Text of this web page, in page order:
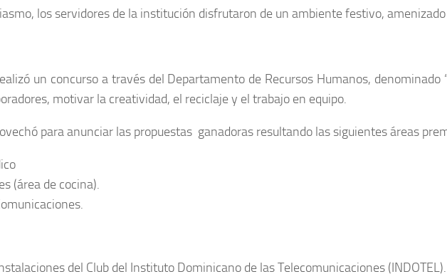
los servidores de la institución disfrutaron de un ambiente festivo,
un concurso a través del Departamento de Recursos Humanos, denominado
motivar la creatividad, el reciclaje y el trabajo en equipo.
para anunciar las propuestas ganadoras resultando las siguientes áreas
(área de cocina).
del Club del Instituto Dominicano de las Telecomunicaciones (INDOTEL).